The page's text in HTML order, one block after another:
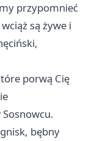
przypomnieć
są żywe i
porwą Cię
bębny